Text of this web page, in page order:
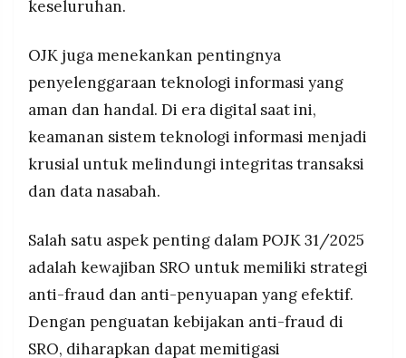
keseluruhan.
OJK juga menekankan pentingnya
penyelenggaraan teknologi informasi yang
aman dan handal. Di era digital saat ini,
keamanan sistem teknologi informasi menjadi
krusial untuk melindungi integritas transaksi
dan data nasabah.
Salah satu aspek penting dalam POJK 31/2025
adalah kewajiban SRO untuk memiliki strategi
anti-fraud dan anti-penyuapan yang efektif.
Dengan penguatan kebijakan anti-fraud di
SRO, diharapkan dapat memitigasi